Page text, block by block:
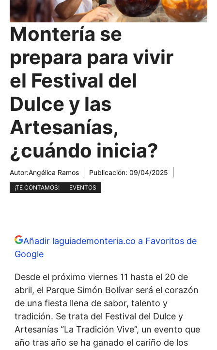
Montería se
prepara para vivir
el Festival del
Dulce y las
Artesanías,
¿cuándo inicia?
Autor:Angélica Ramos Publicación: 09/04/2025
¡TE CONTAMOS! EVENTOS
Añadir laguiademonteria.co a Favoritos de
Google
Desde el próximo viernes 11 hasta el 20 de
abril, el Parque Simón Bolívar será el corazón
de una fiesta llena de sabor, talento y
tradición. Se trata del Festival del Dulce y
Artesanías “La Tradición Vive”, un evento que
año tras año se ha ganado el cariño de los